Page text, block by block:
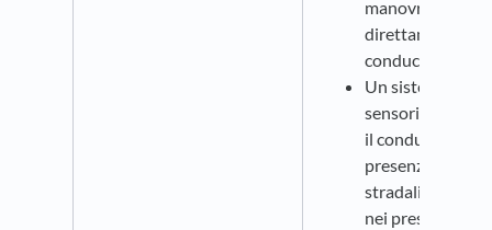
manovrata
direttamente dal
conducente.
Un sistema di
sensori che
il conducente
presenza di
stradali
nei pressi del